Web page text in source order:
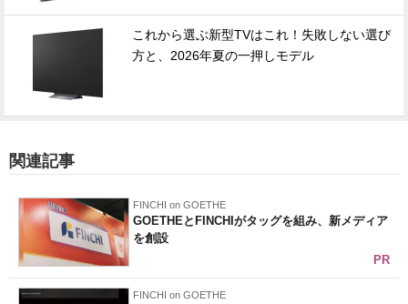
これから選ぶ新型TVはこれ！失敗しない選び
方と、2026年夏の一押しモデル
関連記事
FINCHI on GOETHE
GOETHEとFINCHIがタッグを組み、新メディア
を創設
PR
FINCHI on GOETHE